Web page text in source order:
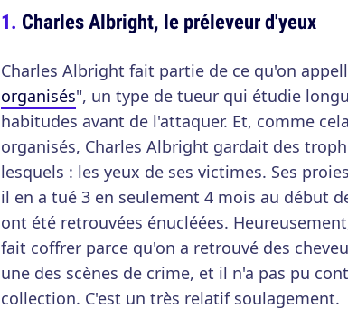
Charles Albright, le préleveur d'yeux
Charles Albright fait partie de ce qu'on
organisés", un type de tueur qui étudie
habitudes avant de l'attaquer. Et, comme
organisés, Charles Albright gardait des
lesquels : les yeux de ses victimes. Ses
il en a tué 3 en seulement 4 mois au début
ont été retrouvées énucléées.
fait coffrer parce qu'on a retrouvé des
une des scènes de crime, et il n'a pas pu
collection. C'est un très relatif soulagement.